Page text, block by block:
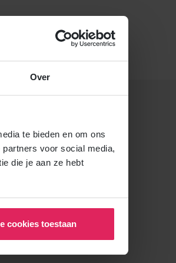
Over
te bieden en om ons
voor social media,
die je aan ze hebt
cookies toestaan
4Kids?
voor ouders aan en